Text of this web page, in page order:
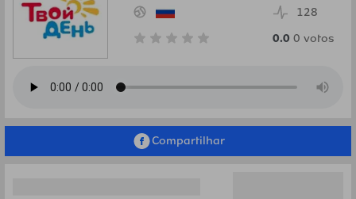
128
0.0 0 votos
Compartilhar